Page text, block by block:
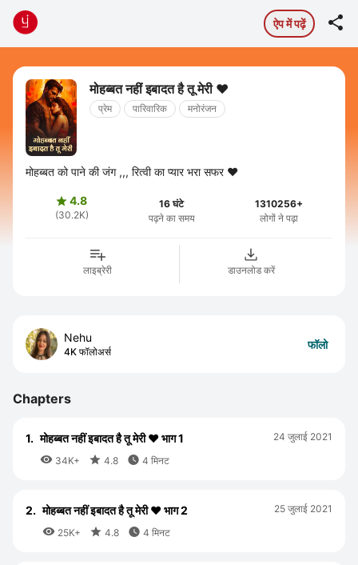
ऐप में पढ़ें 
मोहब्बत नहीं इबादत है तू मेरी ❤️
प्रेम पारिवारिक मनोरंजन
मोहब्बत को पाने की जंग ,,, रित्वी का प्यार भरा सफर ❤️
 4.8
(30.2K)
16 घंटे
पढ़ने का समय
1310256+
लोगों ने पढ़ा
लाइब्रेरी डाउनलोड करें
Nehu
4K फॉलोअर्स
फॉलो
Chapters
1. मोहब्बत नहीं इबादत है तू मेरी ❤️ भाग 1
 34K+  4.8  4 मिनट
24 जुलाई 2021
2. मोहब्बत नहीं इबादत है तू मेरी ❤️ भाग 2
 25K+  4.8  4 मिनट
25 जुलाई 2021